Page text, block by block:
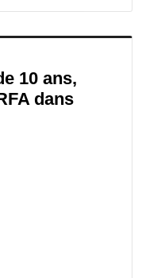
10 ans,
dans